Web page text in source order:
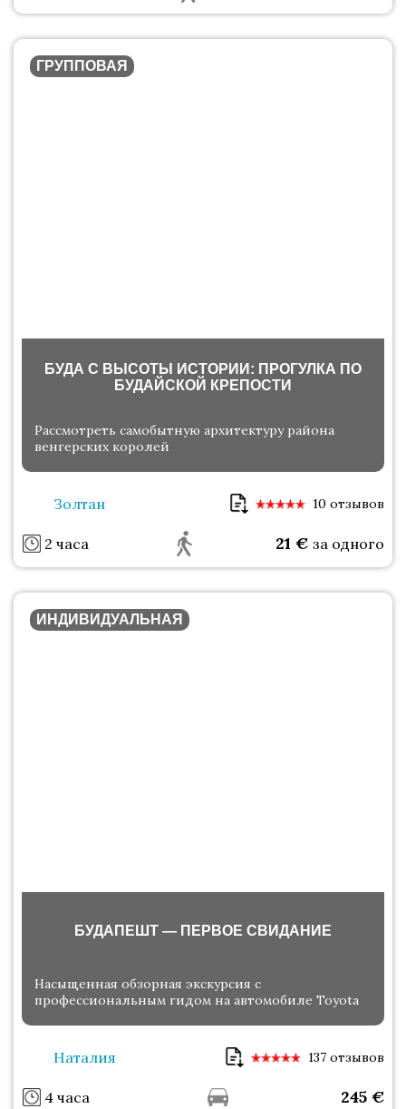
ГРУППОВАЯ
БУДА С ВЫСОТЫ ИСТОРИИ: ПРОГУЛКА ПО
БУДАЙСКОЙ КРЕПОСТИ
Рассмотреть самобытную архитектуру района
венгерских королей
Золтан 10 отзывов
2 часа 21 € за одного
ИНДИВИДУАЛЬНАЯ
БУДАПЕШТ — ПЕРВОЕ СВИДАНИЕ
Насыщенная обзорная экскурсия с
профессиональным гидом на автомобиле Toyota
Наталия 137 отзывов
4 часа 245 €